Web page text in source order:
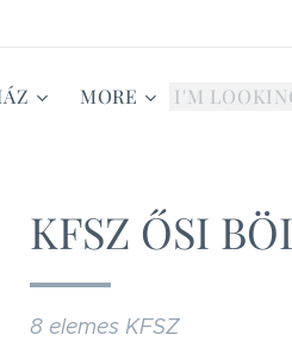
MORE
KFSZ ŐSI
8 elemes KFSZ